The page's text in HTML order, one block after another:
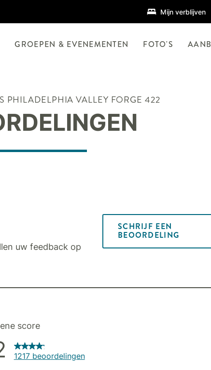
Mijn verblijven
GROEPEN & EVENEMENTEN FOTO'S
PHILADELPHIA VALLEY FORGE 422
uw feedback op
SCHRIJF EEN
BEOORDELING